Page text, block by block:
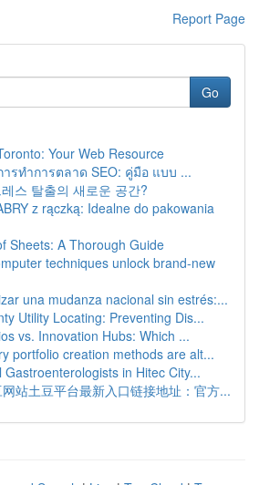
Report Page
Go
Your Web Resource
ารทำการตลาด SEO: คู่มือ แบบ ...
스 탈출의 새로운 공간?
z rączką: Idealne do pakowania
Sheets: A Thorough Guide
techniques unlock brand-new
una mudanza nacional sin estrés:...
Utility Locating: Preventing Dis...
vs. Innovation Hubs: Which ...
portfolio creation methods are alt...
Gastroenterologists in Hitec City...
站土豆平台最新入口链接地址：官方...